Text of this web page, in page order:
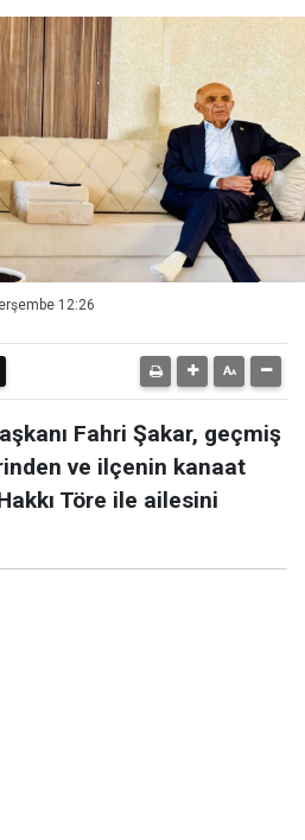
12:26
Fahri Şakar, geçmiş
ve ilçenin kanaat
Töre ile ailesini